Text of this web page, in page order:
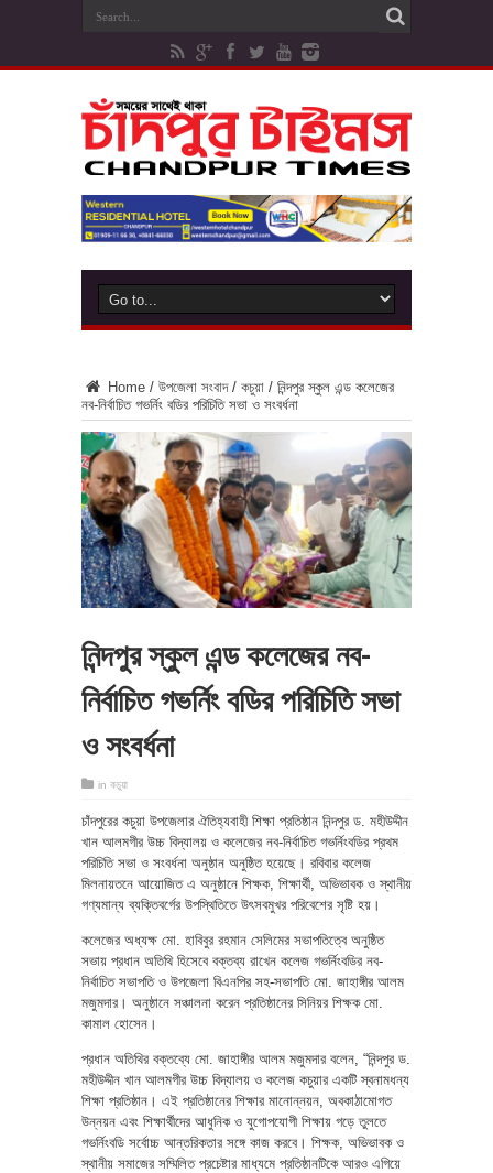
Home / উপজেলা সংবাদ / কচুয়া / নিন্দপুর স্কুল এন্ড কলেজের
নব-নির্বাচিত গভর্নিং বডির পরিচিতি সভা ও সংবর্ধনা
নিন্দপুর স্কুল এন্ড কলেজের নব-
নির্বাচিত গভর্নিং বডির পরিচিতি সভা
ও সংবর্ধনা
in কচুয়া
চাঁদপুরের কচুয়া উপজেলার ঐতিহ্যবাহী শিক্ষা প্রতিষ্ঠান নিন্দপুর ড. মহীউদ্দীন
খান আলমগীর উচ্চ বিদ্যালয় ও কলেজের নব-নির্বাচিত গভর্নিংবডির প্রথম
পরিচিতি সভা ও সংবর্ধনা অনুষ্ঠান অনুষ্ঠিত হয়েছে। রবিবার কলেজ
মিলনায়তনে আয়োজিত এ অনুষ্ঠানে শিক্ষক, শিক্ষার্থী, অভিভাবক ও স্থানীয়
গণ্যমান্য ব্যক্তিবর্গের উপস্থিতিতে উৎসবমুখর পরিবেশের সৃষ্টি হয়।
কলেজের অধ্যক্ষ মো. হাবিবুর রহমান সেলিমের সভাপতিত্বে অনুষ্ঠিত
সভায় প্রধান অতিথি হিসেবে বক্তব্য রাখেন কলেজ গভর্নিংবডির নব-
নির্বাচিত সভাপতি ও উপজেলা বিএনপির সহ-সভাপতি মো. জাহাঙ্গীর আলম
মজুমদার। অনুষ্ঠানে সঞ্চালনা করেন প্রতিষ্ঠানের সিনিয়র শিক্ষক মো.
কামাল হোসেন।
প্রধান অতিথির বক্তব্যে মো. জাহাঙ্গীর আলম মজুমদার বলেন, “নিন্দপুর ড.
মহীউদ্দীন খান আলমগীর উচ্চ বিদ্যালয় ও কলেজ কচুয়ার একটি স্বনামধন্য
শিক্ষা প্রতিষ্ঠান। এই প্রতিষ্ঠানের শিক্ষার মানোন্নয়ন, অবকাঠামোগত
উন্নয়ন এবং শিক্ষার্থীদের আধুনিক ও যুগোপযোগী শিক্ষায় গড়ে তুলতে
গভর্নিংবডি সর্বোচ্চ আন্তরিকতার সঙ্গে কাজ করবে। শিক্ষক, অভিভাবক ও
স্থানীয় সমাজের সম্মিলিত প্রচেষ্টার মাধ্যমে প্রতিষ্ঠানটিকে আরও এগিয়ে